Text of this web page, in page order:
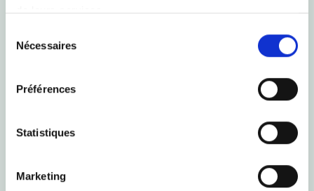
de leurs services.
Nécessaires
Préférences
Statistiques
Marketing